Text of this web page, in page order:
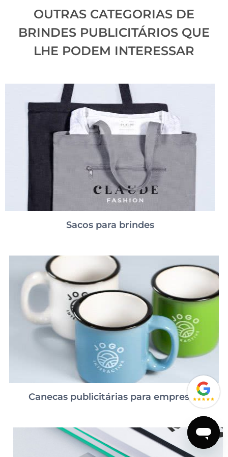
OUTRAS CATEGORIAS DE
BRINDES PUBLICITÁRIOS QUE
LHE PODEM INTERESSAR
Sacos para brindes
Canecas publicitárias para empresas